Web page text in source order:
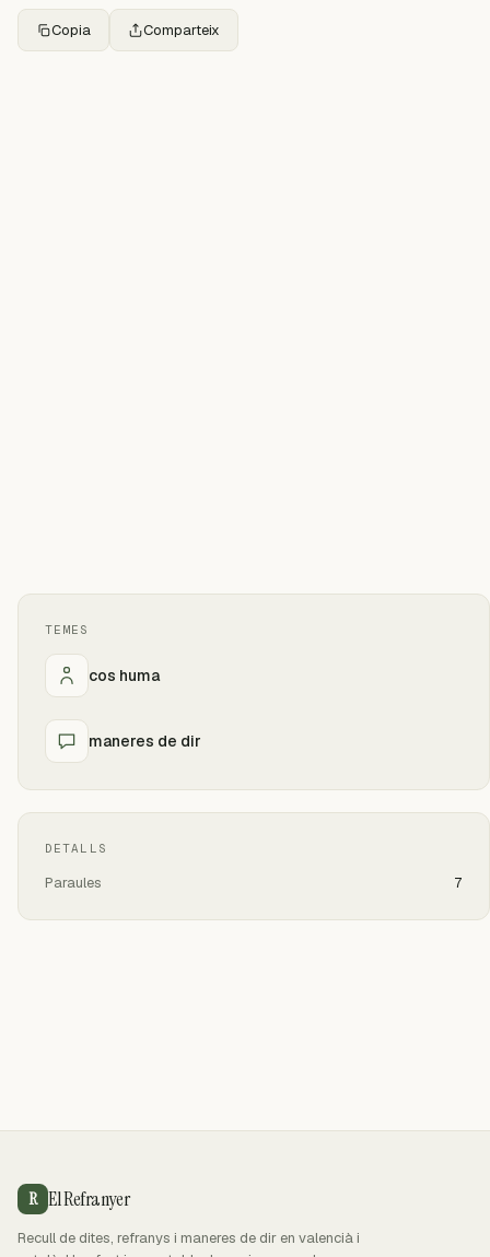
Copia Comparteix
TEMES
cos huma
maneres de dir
DETALLS
Paraules 7
R El Refranyer
Recull de dites, refranys i maneres de dir en valencià i